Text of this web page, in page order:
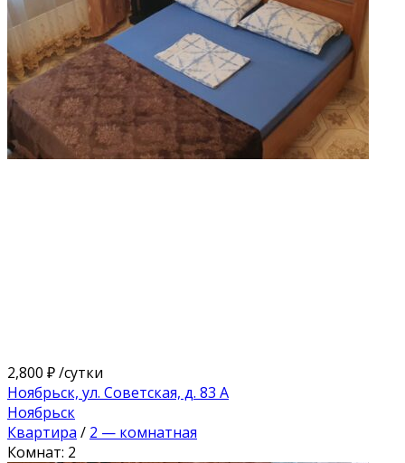
2,800 ₽/сутки
Ноябрьск, ул. Советская, д. 83 А
Ноябрьск
Квартира / 2 — комнатная
Комнат: 2